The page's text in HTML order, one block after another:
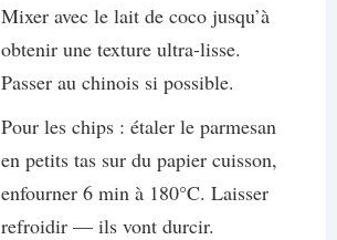
Mixer avec le lait de coco jusqu’à
obtenir une texture ultra-lisse.
Passer au chinois si possible.
Pour les chips : étaler le parmesan
en petits tas sur du papier cuisson,
enfourner 6 min à 180°C. Laisser
refroidir — ils vont durcir.